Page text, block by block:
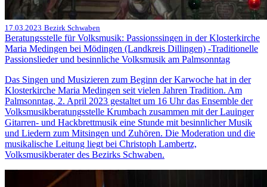
17.03.2023 Bezirk Schwaben
Beratungsstelle für Volksmusik: Passionssingen in der Klosterkirche
Maria Medingen bei Mödingen (Landkreis Dillingen) -Traditionelle
Passionslieder und besinnliche Volksmusik am Palmsonntag
Das Singen und Musizieren zum Beginn der Karwoche hat in der
Klosterkirche Maria Medingen seit vielen Jahren Tradition. Am
Palmsonntag, 2. April 2023 gestaltet um 16 Uhr das Ensemble der
Volksmusikberatungsstelle Krumbach zusammen mit der Lauinger
Gitarren- und Hackbrettmusik eine Stunde mit besinnlicher Musik
und Liedern zum Mitsingen und Zuhören. Die Moderation und die
musikalische Leitung liegt bei Christoph Lambertz,
Volksmusikberater des Bezirks Schwaben.